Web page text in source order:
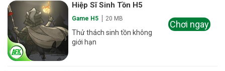
Hiệp Sĩ Sinh Tồn H5
Game H5 20 MB
Thử thách sinh tồn không
giới hạn
Chơi ngay